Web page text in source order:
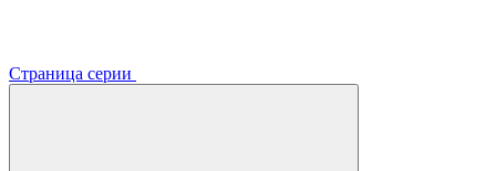
Страница серии